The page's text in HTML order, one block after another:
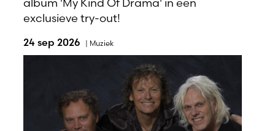
exclusieve try-out!
24 sep 2026 | Muziek